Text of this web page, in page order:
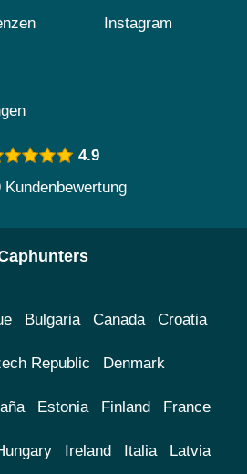
Instagram
4.9
Kundenbewertung
Bulgaria Canada Croatia
Republic Denmark
Estonia Finland France
Ireland Italia Latvia